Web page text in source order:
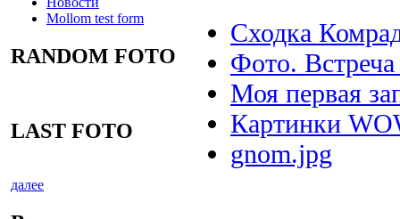
Mollom test form
RANDOM FOTO
LAST FOTO
далее
Сходка
Фото.
Моя первая
Картинки
gnom.jpg